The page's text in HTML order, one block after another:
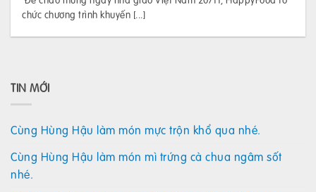
TIN MỚI
Cùng Hùng Hậu làm món mực trộn khổ qua nhé.
Cùng Hùng Hậu làm món mì trứng cà chua ngâm sốt
nhé.
chức chương trình khuyến [...]